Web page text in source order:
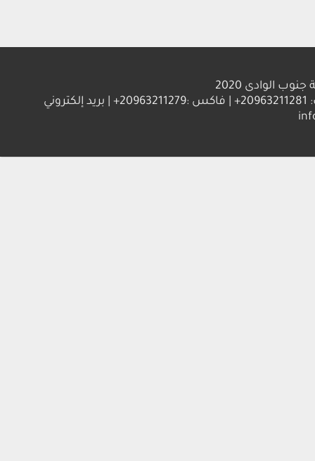
2020
العنوان : جامعة جنوب الوادي 83523 قنا - جمهورية مصر العربية | ت: 20963211281+ | فاكس :20963211279+ | بريد إلكتروني